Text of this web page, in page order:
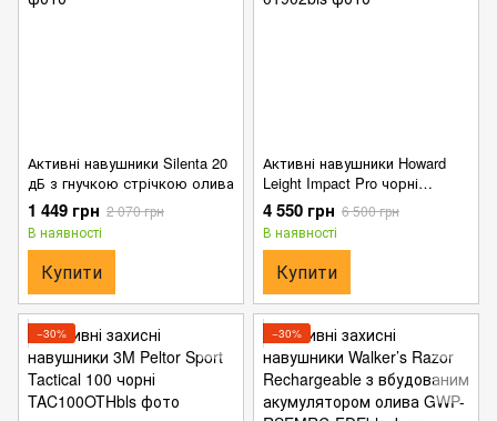
Активні навушники Silenta 20
дБ з гнучкою стрічкою олива
1 449 грн 2 070 грн
В наявності
Купити
Активні навушники Howard
Leight Impact Pro чорні
10×15×20 см
4 550 грн 6 500 грн
В наявності
Купити
−30% −30%